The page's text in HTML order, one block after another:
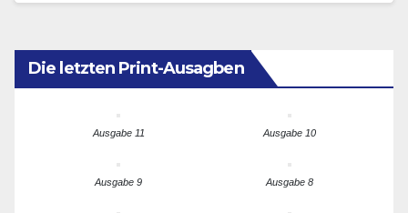
Die letzten Print-Ausagben
Ausgabe 11 Ausgabe 10
Ausgabe 9 Ausgabe 8